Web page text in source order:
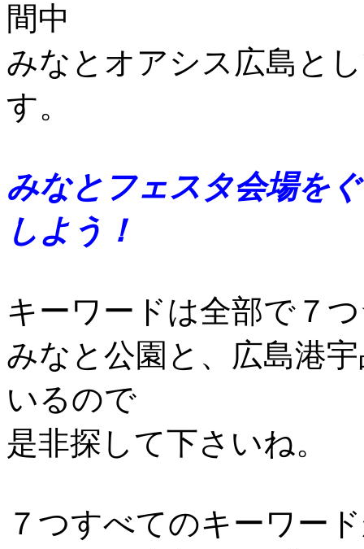
間中
みなとオアシス広島と
す。
みなとフェスタ会場を
しよう！
キーワードは全部
みなと公園と、広島港
いるので
是非探して下さいね。
７つすべてのキーワー